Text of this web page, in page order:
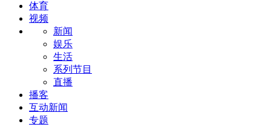
体育
视频
新闻
娱乐
生活
系列节目
直播
播客
互动新闻
专题